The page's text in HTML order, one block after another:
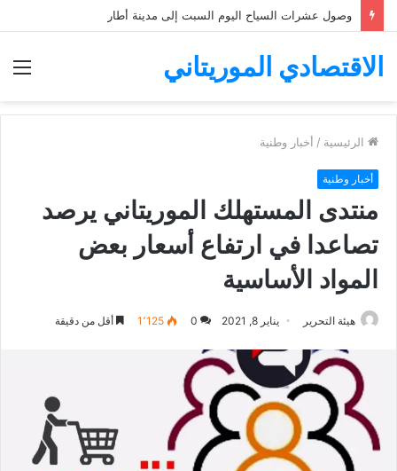
وصول عشرات السياح اليوم السبت إلى مدينة أطار
الاقتصادي الموريتاني
الرئيسية / أخبار وطنية
أخبار وطنية
منتدى المستهلك الموريتاني يرصد
تصاعدا في ارتفاع أسعار بعض
المواد الأساسية
هيئة التحرير يناير 8, 2021 0 1٬125 أقل من دقيقة